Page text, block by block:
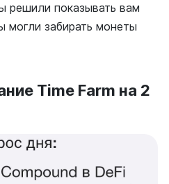
решили показывать вам
могли забирать монеты
Time Farm на 2